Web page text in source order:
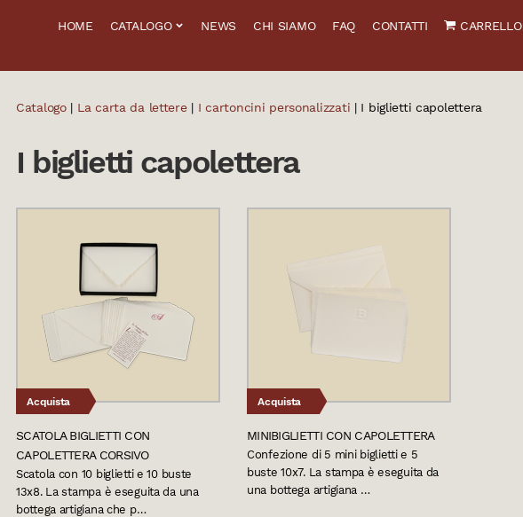
HOME CATALOGO NEWS CHI SIAMO FAQ CONTATTI CARRELLO
Catalogo| La carta da lettere| I cartoncini personalizzati | I biglietti capolettera
I biglietti capolettera
Acquista
SCATOLA BIGLIETTI CON
CAPOLETTERA CORSIVO
Scatola con 10 biglietti e 10 buste
13x8. La stampa è eseguita da una
bottega artigiana che p…
Acquista
MINIBIGLIETTI CON CAPOLETTERA
Confezione di 5 mini biglietti e 5
buste 10x7. La stampa è eseguita da
una bottega artigiana …